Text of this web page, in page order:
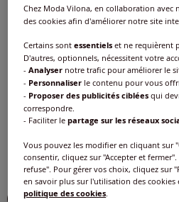
Jean qualité
Réf : 730.493.019
Couleur :bleu délavé
Choisir une couleur :
Chez Moda Vilona, en collaboration avec
des cookies afin d'améliorer notre site
Certains sontessentiels et ne requièrent
D'autres, optionnels, nécessitent votre
-Analyser notre trafic pour améliorer le
- Personnaliser le contenu pour vous
- Proposer des publicités ciblées qui
correspondre.
- Faciliter lepartage sur les réseaux
Vous pouvez les modifier en cliquant sur
consentir, cliquez sur "Accepter et
refuse". Pour gérer vos choix, cliquez sur
en savoir plus sur l'utilisation des
politique des cookies.